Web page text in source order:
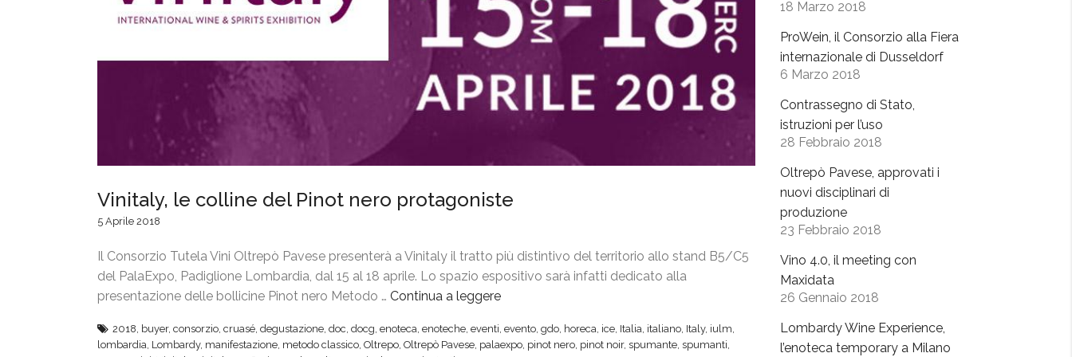
Vinitaly, le colline del Pinot nero protagoniste
5 Aprile 2018
Il Consorzio Tutela Vini Oltrepò Pavese presenterà a Vinitaly il tratto più distintivo del territorio allo stand B5/C5
del PalaExpo, Padiglione Lombardia, dal 15 al 18 aprile. Lo spazio espositivo sarà infatti dedicato alla
presentazione delle bollicine Pinot nero Metodo … Continua a leggere
2018, buyer, consorzio, cruasé, degustazione, doc, docg, enoteca, enoteche, eventi, evento, gdo, horeca, ice, Italia, italiano, Italy, iulm,
lombardia, Lombardy, manifestazione, metodo classico, Oltrepo, Oltrepò Pavese, palaexpo, pinot nero, pinot noir, spumante, spumanti,
18 Marzo 2018
ProWein, il Consorzio alla Fiera
internazionale di Dusseldorf
6 Marzo 2018
Contrassegno di Stato,
istruzioni per l’uso
28 Febbraio 2018
Oltrepò Pavese, approvati i
nuovi disciplinari di
produzione
23 Febbraio 2018
Vino 4.0, il meeting con
Maxidata
26 Gennaio 2018
Lombardy Wine Experience,
l’enoteca temporary a Milano